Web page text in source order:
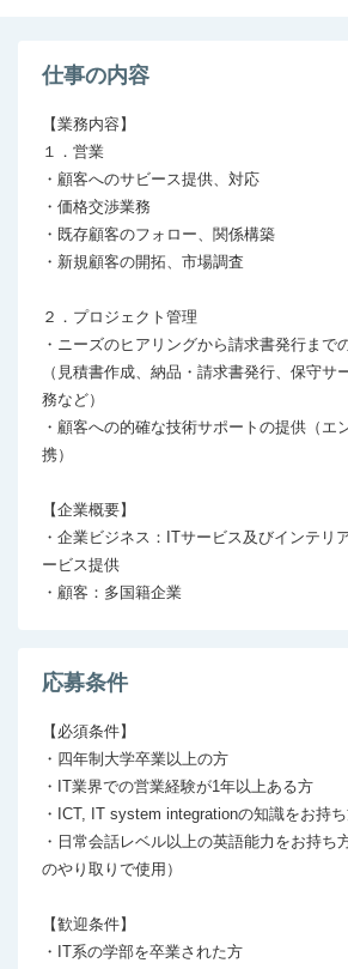
仕事の内容
【業務内容】
１．営業
・顧客へのサビース提供、対応
・価格交渉業務
・既存顧客のフォロー、関係構築
・新規顧客の開拓、市場調査
２．プロジェクト管理
・ニーズのヒアリングから請求書発行まで
（見積書作成、納品・請求書発行、保守サ
務など）
・顧客への的確な技術サポートの提供（エ
携）
【企業概要】
・企業ビジネス：ITサービス及びインテリ
ービス提供
・顧客：多国籍企業
応募条件
【必須条件】
・四年制大学卒業以上の方
・IT業界での営業経験が1年以上ある方
・ICT, IT system integrationの知識をお持
・日常会話レベル以上の英語能力をお持ち
のやり取りで使用）
【歓迎条件】
・IT系の学部を卒業された方